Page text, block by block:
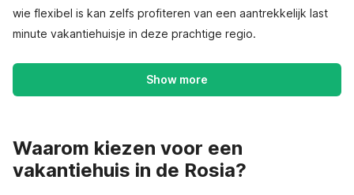
wie flexibel is kan zelfs profiteren van een aantrekkelijk last
minute vakantiehuisje in deze prachtige regio.
Show more
Waarom kiezen voor een
vakantiehuis in de Rosia?